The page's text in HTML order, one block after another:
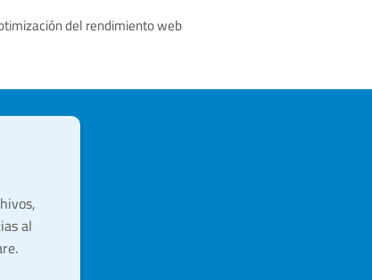
del rendimiento web
al